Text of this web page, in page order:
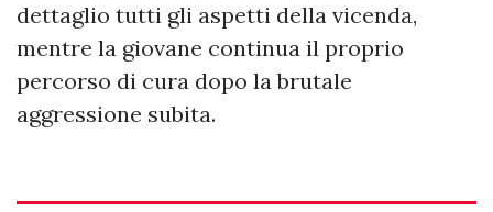
dettaglio tutti gli aspetti della vicenda,
mentre la giovane continua il proprio
percorso di cura dopo la brutale
aggressione subita.